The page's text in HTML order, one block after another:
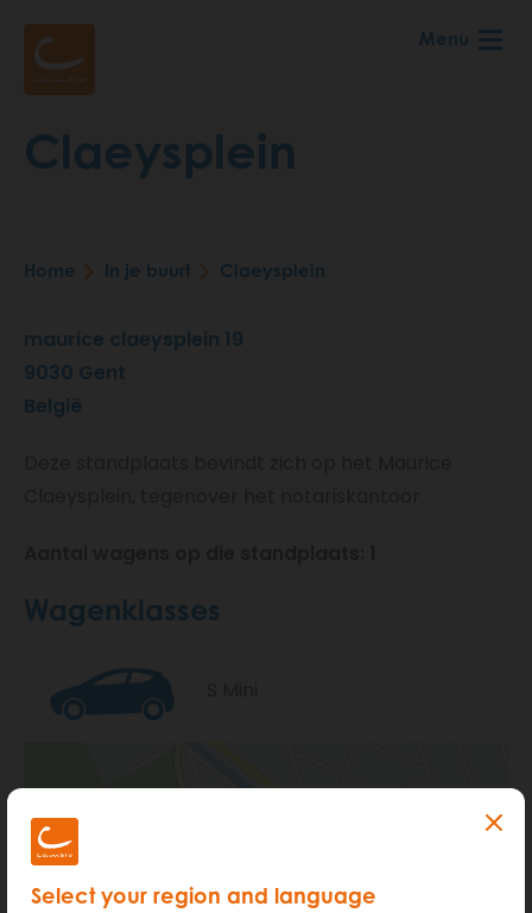
Select your region and language
Menu
Claeysplein
Home In je buurt Claeysplein
maurice claeysplein 19
9030 Gent
België
Wagenklasses